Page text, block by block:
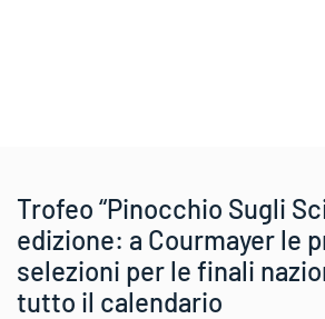
Trofeo “Pinocchio Sugli
edizione: a Courmayer le
selezioni per le finali
tutto il calendario